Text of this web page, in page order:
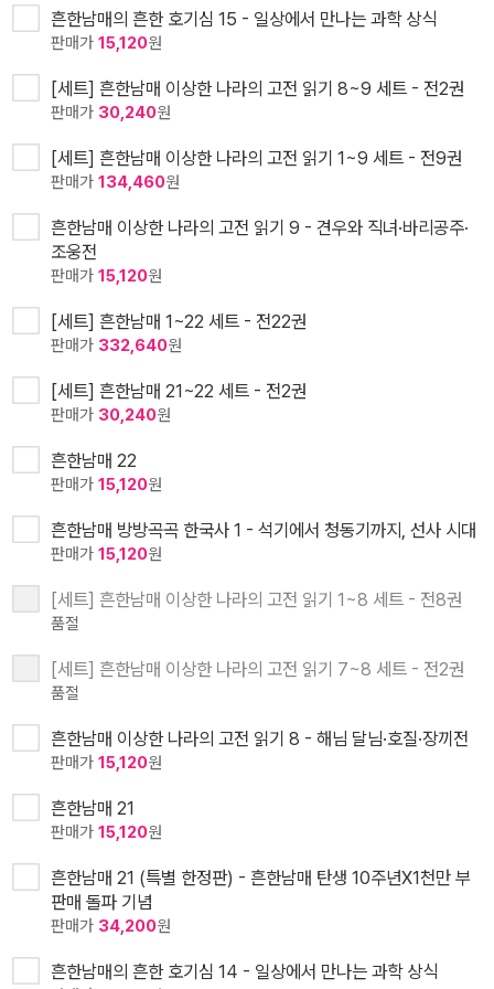
흔한남매의 흔한 호기심 15 - 일상에서 만나는 과학 상식
판매가 15,120원
[세트] 흔한남매 이상한 나라의 고전 읽기 8~9 세트 - 전2권
판매가 30,240원
[세트] 흔한남매 이상한 나라의 고전 읽기 1~9 세트 - 전9권
판매가 134,460원
흔한남매 이상한 나라의 고전 읽기 9 - 견우와 직녀·바리공주·
조웅전
판매가 15,120원
[세트] 흔한남매 1~22 세트 - 전22권
판매가 332,640원
[세트] 흔한남매 21~22 세트 - 전2권
판매가 30,240원
흔한남매 22
판매가 15,120원
흔한남매 방방곡곡 한국사 1 - 석기에서 청동기까지, 선사 시대
판매가 15,120원
[세트] 흔한남매 이상한 나라의 고전 읽기 1~8 세트 - 전8권
품절
[세트] 흔한남매 이상한 나라의 고전 읽기 7~8 세트 - 전2권
품절
흔한남매 이상한 나라의 고전 읽기 8 - 해님 달님·호질·장끼전
판매가 15,120원
흔한남매 21
판매가 15,120원
흔한남매 21 (특별 한정판) - 흔한남매 탄생 10주년X1천만 부
판매 돌파 기념
판매가 34,200원
흔한남매의 흔한 호기심 14 - 일상에서 만나는 과학 상식